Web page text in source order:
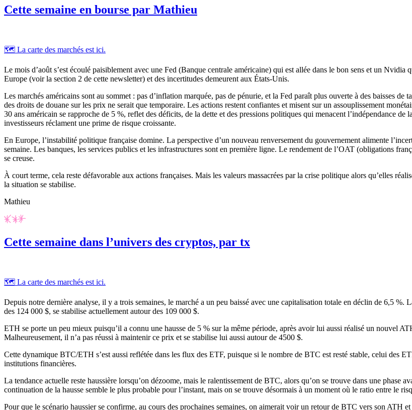
Cette semaine en bourse par Mathieu
🗺️ La carte des marchés est ici.
Le mois d’août s’est écoulé paisiblement avec une Fed (Banque centrale américaine) qui est allée dans le bon sens et un Nvidia
Europe (voir la section 2 de cette newsletter) et des incertitudes demeurent aux États-Unis.
Les marchés américains sont au sommet : pas d’inflation marquée, pas de pénurie, et la Fed paraît plus ouverte à des baisses
des droits de douane sur les prix ne serait que temporaire. Les actions restent confiantes et misent sur un assouplissement
30 ans américain se rapproche de 5 %, reflet des déficits, de la dette et des pressions politiques qui menacent l’indépendance
investisseurs réclament une prime de risque croissante.
En Europe, l’instabilité politique française domine. La perspective d’un nouveau renversement du gouvernement alimente
semaine. Les banques, les services publics et les infrastructures sont en première ligne. Le rendement de l’OAT (obligations
se creuse.
À court terme, cela reste défavorable aux actions françaises. Mais les valeurs massacrées par la crise politique alors qu’elles
la situation se stabilise.
Mathieu
Cette semaine dans l’univers des cryptos, par tx
🗺️ La carte des marchés est ici.
Depuis notre dernière analyse, il y a trois semaines, le marché a un peu baissé avec une capitalisation totale en déclin de 6,5
des 124 000 $, se stabilise actuellement autour des 109 000 $.
ETH se porte un peu mieux puisqu’il a connu une hausse de 5 % sur la même période, après avoir lui aussi réalisé un nouvel
Malheureusement, il n’a pas réussi à maintenir ce prix et se stabilise lui aussi autour de 4500 $.
Cette dynamique BTC/ETH s’est aussi reflétée dans les flux des ETF, puisque si le nombre de BTC est resté stable, celui des
institutions financières.
La tendance actuelle reste haussière lorsqu’on dézoome, mais le ralentissement de BTC, alors qu’on se trouve dans une phase
continuation de la hausse semble le plus probable pour l’instant, mais on se trouve désormais à un moment où le ratio entre le
Pour que le scénario haussier se confirme, au cours des prochaines semaines, on aimerait voir un retour de BTC vers son ATH